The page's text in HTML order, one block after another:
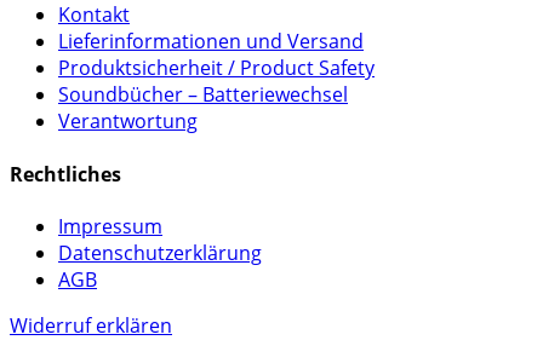
Kontakt
Lieferinformationen und Versand
Produktsicherheit / Product Safety
Soundbücher – Batteriewechsel
Verantwortung
Rechtliches
Impressum
Datenschutzerklärung
AGB
Widerruf erklären